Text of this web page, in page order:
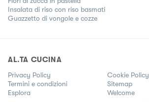
Insalata di riso con riso basmati
Guazzetto di vongole e cozze
AL.TA CUCINA
Privacy Policy
Cookie Policy
Termini e condizioni
Sitemap
Esplora
Welcome